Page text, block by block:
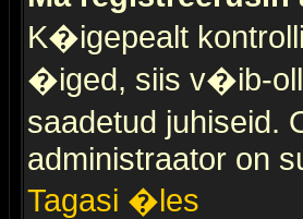
K�igepealt
�iged, siis v�ib-
saadetud juhiseid.
administraator on
Tagasi �les